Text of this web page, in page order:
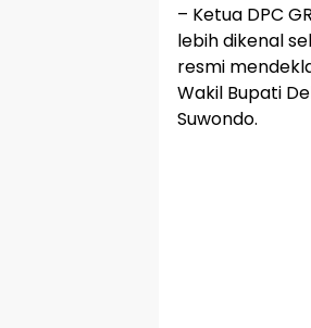
– Ketua DPC
lebih dikenal
resmi
Wakil Bupati
Suwondo.